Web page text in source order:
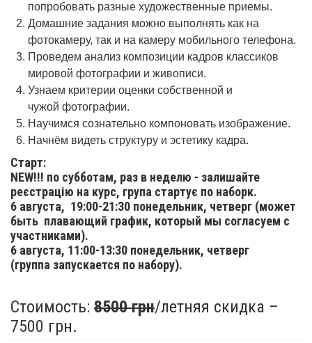
попробовать разные художественные приемы.
Домашние задания можно выполнять как на
фотокамеру, так и на камеру мобильного телефона.
Проведем анализ композиции кадров классиков
мировой фотографии и живописи.
Узнаем критерии оценки собственной и
чужой фотографии.
Научимся сознательно компоновать изображение.
Начнём видеть структуру и эстетику кадра.
Старт:
NEW!!! по субботам, раз в неделю - залишайте
реєстрацію на курс, група стартує по наборк.
6 августа, 19:00-21:30 понедельник, четверг (может
быть плавающий график, который мы согласуем с
участниками).
6 августа, 11:00-13:30 понедельник, четверг
(группа запускается по набору).
Стоимость: 8500 грн/летняя скидка –
7500 грн.